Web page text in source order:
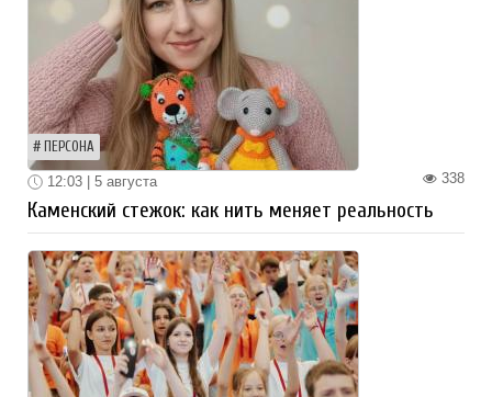
ПЕРСОНА
338
12:03 | 5 августа
Каменский стежок: как нить меняет реальность